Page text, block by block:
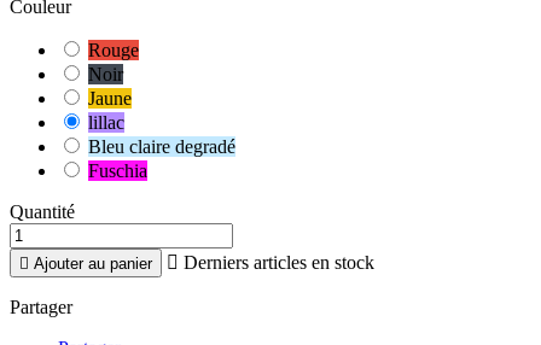
Couleur
Rouge
Noir
Jaune
lillac
Bleu claire degradé
Fuschia
Quantité
 Ajouter au panier  Derniers articles en stock
Partager